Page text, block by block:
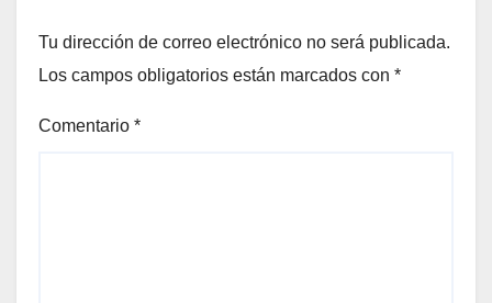
Tu dirección de correo electrónico no será publicada.
Los campos obligatorios están marcados con *
Comentario *